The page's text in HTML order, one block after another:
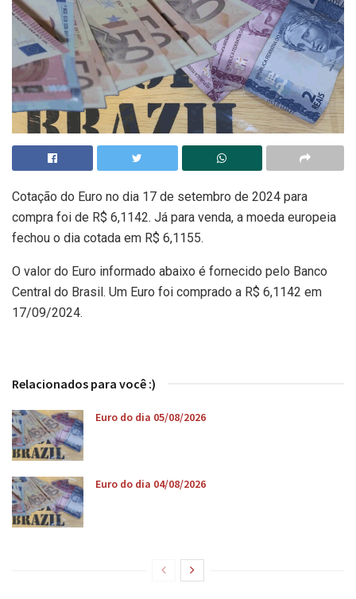
Cotação do Euro no dia 17 de setembro de 2024 para
compra foi de R$ 6,1142. Já para venda, a moeda europeia
fechou o dia cotada em R$ 6,1155.
O valor do Euro informado abaixo é fornecido pelo Banco
Central do Brasil. Um Euro foi comprado a R$ 6,1142 em
17/09/2024.
Relacionados para você :)
Euro do dia 05/08/2026
Euro do dia 04/08/2026